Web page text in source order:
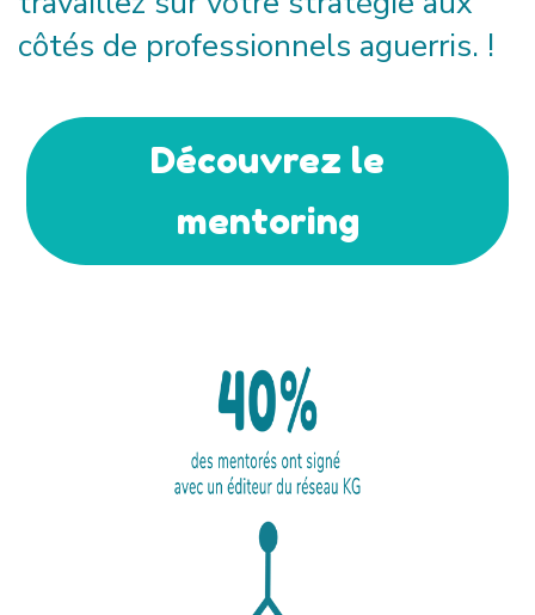
côtés de professionnels aguerris. !
Découvrez le
mentoring